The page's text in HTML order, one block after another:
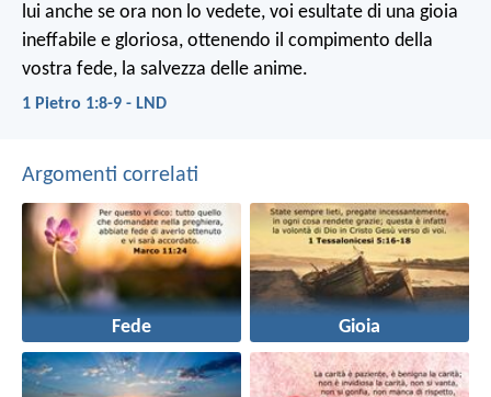
lui anche se ora non lo vedete, voi esultate di una gioia
ineffabile e gloriosa, ottenendo il compimento della
vostra fede, la salvezza delle anime.
1 Pietro 1:8-9 - LND
Argomenti correlati
Fede Gioia